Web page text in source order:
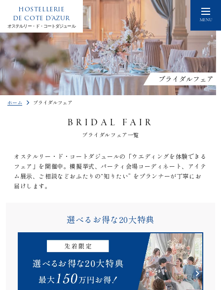
MENU
HOSTELLERIE
DE COTE D'AZUR
オステルリー・ド・コートダジュール
ブライダルフェア
ホーム ブライダルフェア
BRIDAL FAIR
ブライダルフェア一覧
オステルリー・ド・コートダジュールの「ウエディングを体験できる
フェア」を開催中。模擬挙式、パーティ会場コーディネート、アイテ
ム展⽰、ご相談などおふたりの“知りたい” をプランナーが丁寧にお
届けします。
選べるお得な20大特典